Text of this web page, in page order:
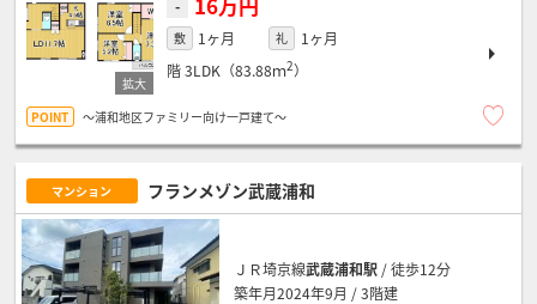
-
敷 1ヶ月 礼
1ヶ月
階3LDK（83.88ｍ2）
～浦和地区ファミリー向け一戸建て～
マンション フランメゾン武蔵浦和
ＪＲ埼京線武蔵浦和駅 / 徒歩12分
築年月2024年9月 / 3階建